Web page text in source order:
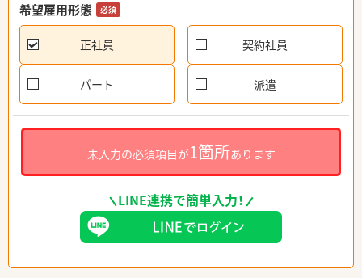
希望雇用形態 必須
正社員 契約社員
パート 派遣
未入力の必須項目が1箇所あります
LINE連携で簡単入力！